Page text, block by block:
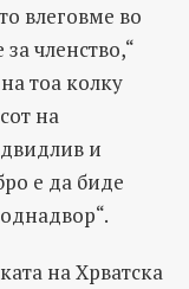
влеговме во
членство,“
тоа колку
на
и
е да биде
на Хрватска